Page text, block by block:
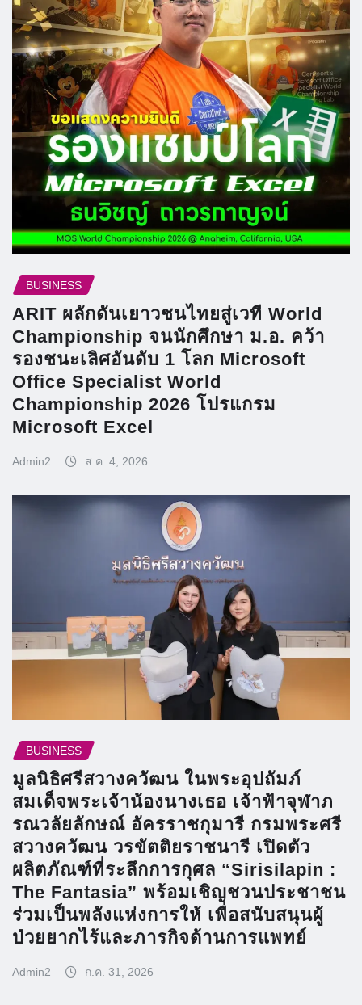
BUSINESS
ARIT ผลักดันเยาวชนไทยสู่เวที World
Championship จนนักศึกษา ม.อ. คว้า
รองชนะเลิศอันดับ 1 โลก Microsoft
Office Specialist World
Championship 2026 โปรแกรม
Microsoft Excel
Admin2 ส.ค. 4, 2026
BUSINESS
มูลนิธิศรีสวางควัฒน ในพระอุปถัมภ์
สมเด็จพระเจ้าน้องนางเธอ เจ้าฟ้าจุฬาภ
รณวลัยลักษณ์ อัครราชกุมารี กรมพระศรี
สวางควัฒน วรขัตติยราชนารี เปิดตัว
ผลิตภัณฑ์ที่ระลึกการกุศล “Sirisilapin :
The Fantasia” พร้อมเชิญชวนประชาชน
ร่วมเป็นพลังแห่งการให้ เพื่อสนับสนุนผู้
ป่วยยากไร้และภารกิจด้านการแพทย์
Admin2 ก.ค. 31, 2026